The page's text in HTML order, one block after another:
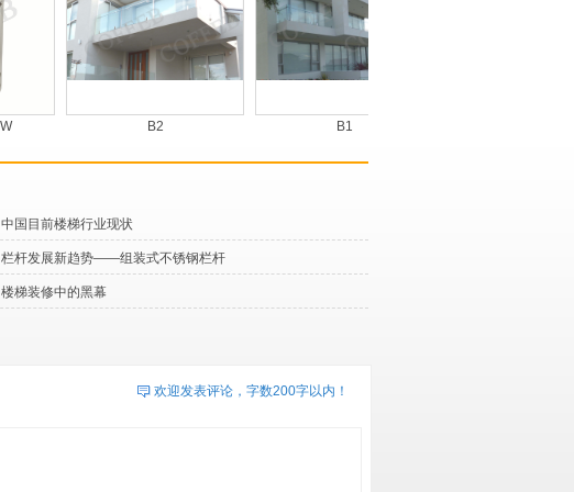
中国目前楼梯行业现状
栏杆发展新趋势——组装式不锈钢栏杆
楼梯装修中的黑幕
欢迎发表评论，字数200字以内！